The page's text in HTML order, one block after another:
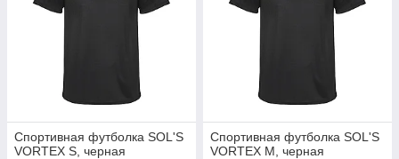
Спортивная футболка SOL'S
VORTEX S, черная
Спортивная футболка SOL'S
VORTEX M, черная